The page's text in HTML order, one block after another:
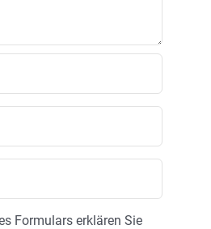
Formulars erklären Sie